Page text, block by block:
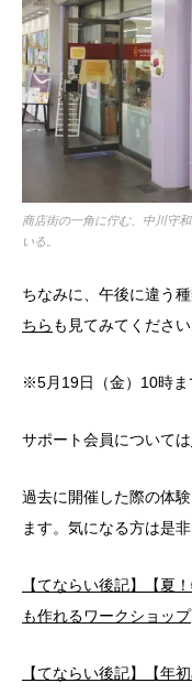
商店街の一角に佇む、中川守
いる。
ちなみに、午後に違う
ちら も見てみてくださ
※5月19日（金）10時ま
サポート会員については
過去に開催した際の体
ます。気になる方は是非
【てならい後記】【夏
も作れるワークショップ
【てならい後記】【年